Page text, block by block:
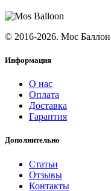
© 2016-2026. Мос Баллон
Информация
О нас
Оплата
Доставка
Гарантия
Дополнительно
Статьи
Отзывы
Контакты